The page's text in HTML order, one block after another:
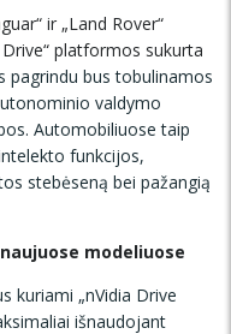
ir „Land Rover“
platformos sukurta
pagrindu bus tobulinamos
valdymo
Automobiliuose taip
funkcijos,
stebėseną bei pažangią
modeliuose
kuriami „nVidia Drive
išnaudojant